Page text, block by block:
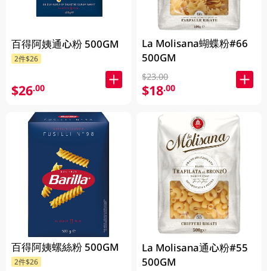
百得阿姨通心粉 500GM
2件$26
$26.00
百得阿姨螺絲粉 500GM
2件$26
La Molisana蝴蝶粉#66
500GM
$23.00
$18.00
La Molisana通心粉#55
500GM